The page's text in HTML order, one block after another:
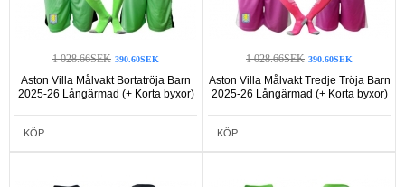
1 028.66SEK 390.60SEK
Aston Villa Målvakt Bortatröja Barn
2025-26 Långärmad (+ Korta byxor)
KÖP
1 028.66SEK 390.60SEK
Aston Villa Målvakt Tredje Tröja Barn
2025-26 Långärmad (+ Korta byxor)
KÖP